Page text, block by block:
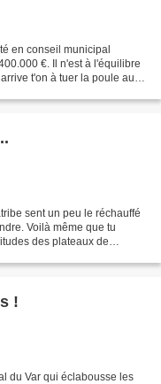
en conseil municipal
€. Il n'est à l'équilibre
t'on à tuer la poule aux
sent un peu le réchauffé
Voilà même que tu
des plateaux de
!
du Var qui éclabousse les